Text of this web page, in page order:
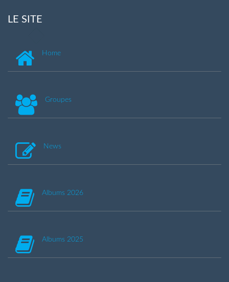
LE SITE
Home
Groupes
News
Albums 2026
Albums 2025